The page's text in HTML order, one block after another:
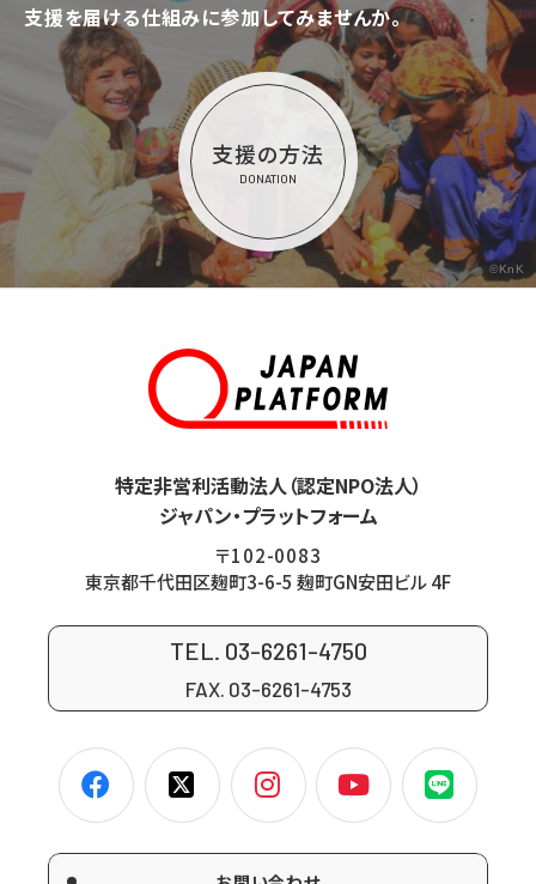
支援を届ける仕組みに参加してみませんか。
支援の方法
DONATION
©KnK
特定非営利活動法人（認定NPO法人）
ジャパン・プラットフォーム
〒102-0083
東京都千代田区麹町3-6-5 麹町GN安田ビル 4F
TEL. 03-6261-4750
FAX. 03-6261-4753